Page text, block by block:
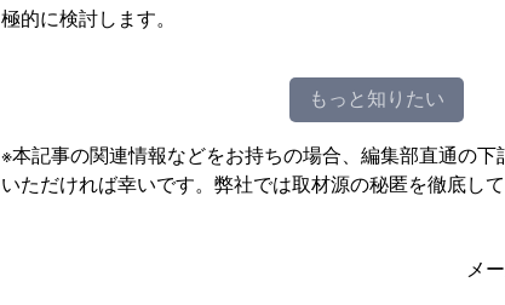
極的に検討します。
もっと知りたい
※本記事の関連情報などをお持ちの場合、編集部直通の
いただければ幸いです。弊社では取材源の秘匿を徹底して
メ